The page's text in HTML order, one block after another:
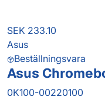
SEK 233.10
Asus
Beställningsvara
Asus
0K100-00220100